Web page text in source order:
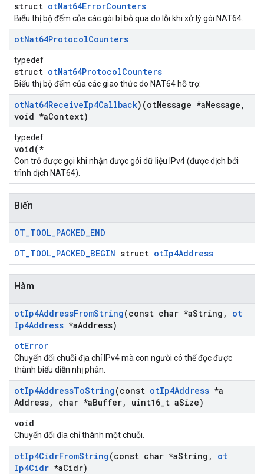
struct otNat64ErrorCounters
Biểu thị bộ đếm của các gói bị bỏ qua do lỗi khi xử lý gói NAT64.
otNat64ProtocolCounters
typedef
struct otNat64ProtocolCounters
Biểu thị bộ đếm của các giao thức do NAT64 hỗ trợ.
otNat64ReceiveIp4Callback)(otMessage *aMessage ,
void *aContext)
typedef
void(*
Con trỏ được gọi khi nhận được gói dữ liệu IPv4 (được dịch bởi
trình dịch NAT64).
Biến
OT_TOOL_PACKED_END
OT_TOOL_PACKED_BEGIN struct otIp4Address
Hàm
otIp4AddressFromString(const char *aString ,
ot
Ip4Address *aAddress)
otError
Chuyển đổi chuỗi địa chỉ IPv4 mà con người có thể đọc được
thành biểu diễn nhị phân.
otIp4AddressToString(const otIp4Address *a
Address, char *aBuffer, uint16 t aSize)
void
Chuyển đổi địa chỉ thành một chuỗi.
otIp4CidrFromString(const char *aString ,
ot
Ip4Cidr *aCidr)